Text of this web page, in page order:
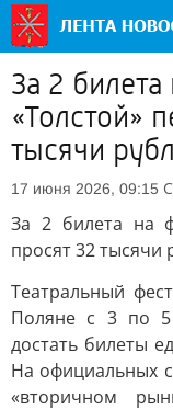
За 2
«Толстой»
тысячи
17 июня 2026, 09:15
За 2 билета на
просят 32 тысячи
Театральный
Поляне с 3 по
достать билеты
На официальных
«вторичном